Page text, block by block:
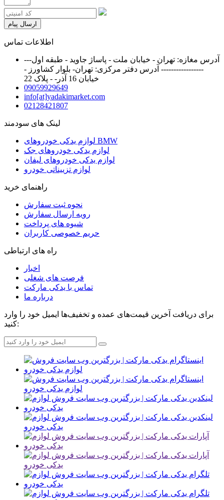
ارسال پیام
اطلاعات تماس
آدرس مغازه: تهران - خیابان ملت - پاساژ جاوید - طبقه اول---
----------------- آدرس دفتر مرکزی: تهران- بلوار کشاورز -
خیابان 16 آذر- - پلاک 22
09059929649
info[at]yadakimarket.com
02128421807
لینک های سودمند
لوازم یدکی خودروهای BMW
لوازم یدکی خودروهای جک
لوازم یدکی خودروهای لیفان
لوازم تزییناتی خودرو
راهنمای خرید
نحوه ثبت سفارش
رویه ارسال سفارش
شیوه های پرداخت
حریم خصوصی کاربران
راه های ارتباطی
اخبار
فرصت های شغلی
تماس با یدکی مارکت
درباره ما
برای دریافت آخرین قیمت‌های عمده و تخفیف‌ها ایمیل خود را وارد
کنید: